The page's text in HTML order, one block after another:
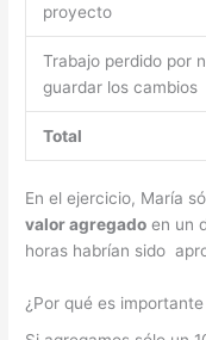
proyecto
Trabajo perdido por
guardar los cambios
Total
En el ejercicio, María
valor agregado en un
horas habrían sido
¿Por qué es